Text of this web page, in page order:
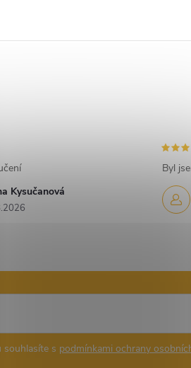
Kysučanová
Byl
souhlasíte s podmínkami ochrany